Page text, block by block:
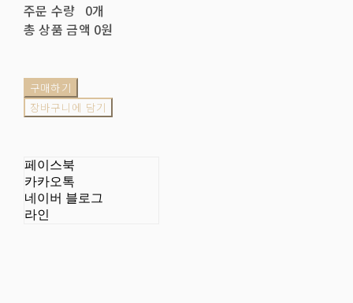
주문 수량 0개
총 상품 금액 0원
구매하기
장바구니에 담기
페이스북
카카오톡
네이버 블로그
라인